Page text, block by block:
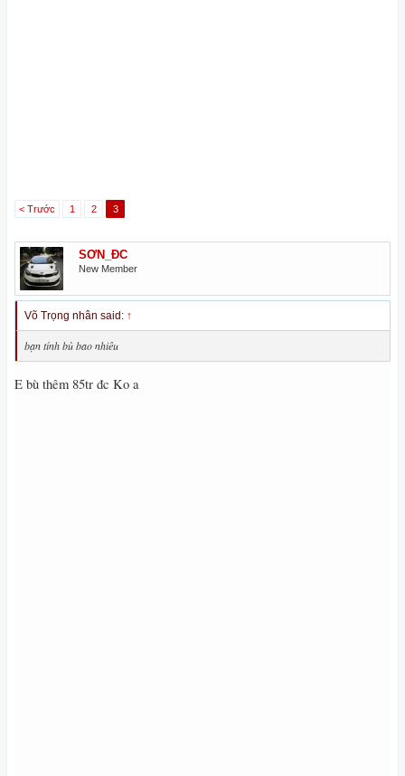
< Trước 1 2 3
SƠN_ĐC
New Member
Võ Trọng nhân said: ↑
bạn tính bù bao nhiêu
E bù thêm 85tr đc Ko a